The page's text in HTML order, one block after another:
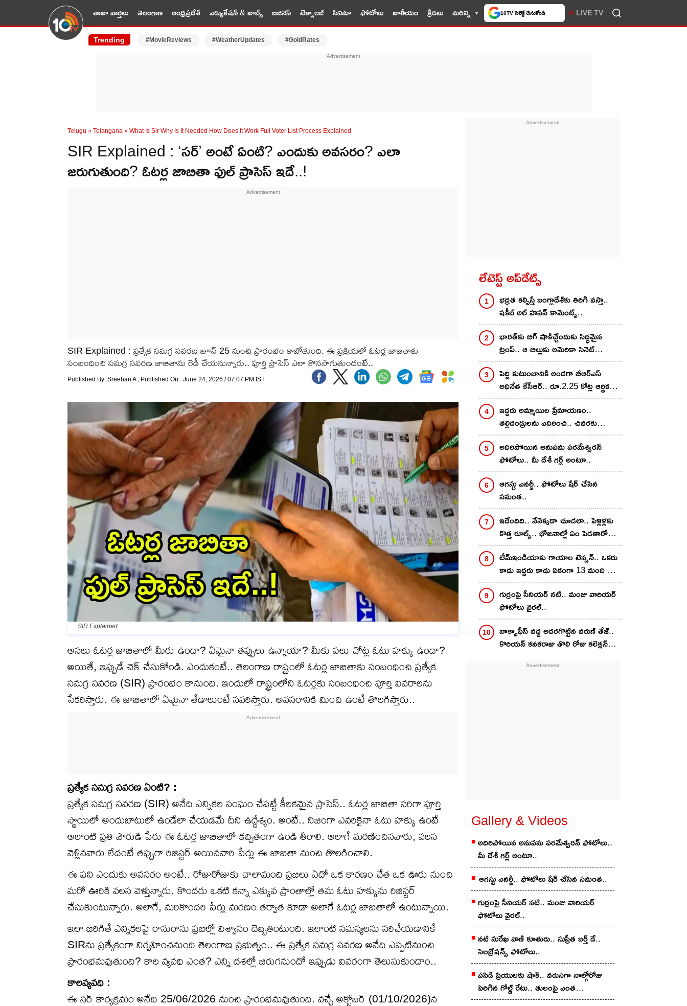
తాజా వార్తలు తెలంగాణ ఆంధ్రప్రదేశ్ ఎడ్యుకేషన్ & జాబ్స్ బిజినెస్ టెక్నాలజీ సినిమా ఫోటోలు జాతీయం క్రీడలు మరిన్ని 10TV సెలెక్ట్ చేసుకోండి LIVE TV
Trending #MovieReviews #WeatherUpdates #GoldRates
Telugu » Telangana » What Is Sir Why Is It Needed How Does It Work Full Voter List Process Explained
SIR Explained : ‘సర్’ అంటే ఏంటి? ఎందుకు అవసరం? ఎలా
జరుగుతుంది? ఓటర్ల జాబితా ఫుల్ ప్రాసెస్ ఇదే..!
SIR Explained : ప్రత్యేక సమగ్ర సవరణ జూన్ 25 నుంచి ప్రారంభం కాబోతుంది. ఈ ప్రక్రియలో ఓటర్ల జాబితాకు
సంబంధించి సమగ్ర సవరణ జాబితాను రెడీ చేయనున్నారు.. పూర్తి ప్రాసెస్ ఎలా కొనసాగుతుందంటే..
Published By: Sreehari A , Published On : June 24, 2026 / 07:07 PM IST
SIR Explained
అసలు ఓటర్ల జాబితాలో మీరు ఉందా? ఏమైనా తప్పులు ఉన్నాయా? మీకు పలు చోట్ల ఓటు హక్కు ఉందా?
అయితే, ఇప్పుడే చెక్ చేసుకోండి. ఎందుకంటే.. తెలంగాణ రాష్ట్రంలో ఓటర్ల జాబితాకు సంబంధించి ప్రత్యేక
సమగ్ర సవరణ (SIR) ప్రారంభం కానుంది. ఇందులో రాష్ట్రంలోని ఓటర్లకు సంబంధించి పూర్తి వివరాలను
సేకరిస్తారు. ఈ జాబితాలో ఏమైనా తేడాలుంటే సవరిస్తారు. అవసరానికి మించి ఉంటే తొలగిస్తారు..
ప్రత్యేక సమగ్ర సవరణ ఏంటి? :
ప్రత్యేక సమగ్ర సవరణ (SIR) అనేది ఎన్నికల సంఘం చేపట్టే కీలకమైన ప్రాసెస్.. ఓటర్ల జాబితా సరిగా పూర్తి
స్థాయిలో అందుబాటులో ఉండేలా చేయడమే దీని ఉద్దేశ్యం. అంటే.. నిజంగా ఎవరికైనా ఓటు హక్కు ఉంటే
అలాంటి ప్రతి పౌరుడి పేరు ఈ ఓటర్ల జాబితాలో కచ్చితంగా ఉండి తీరాలి. అలాగే మరణించినవారు, వలస
వెళ్లినవారు లేదంటే తప్పుగా రిజిస్టర్ అయినవారి పేర్లు ఈ జాబితా నుంచి తొలగించాలి.
ఈ పని ఎందుకు అవసరం అంటే.. రోజురోజుకు చాలామంది ప్రజలు ఏదో ఒక కారణం చేత ఒక ఊరు నుంచి
మరో ఊరికి వలస వెళ్తున్నారు. కొందరు ఒకటి కన్నా ఎక్కువ ప్రాంతాల్లో తమ ఓటు హక్కును రిజిస్టర్
చేసుకుంటున్నారు. అలాగే, మరికొందరి పేర్లు మరణం తర్వాత కూడా అలాగే ఓటర్ల జాబితాలో ఉంటున్నాయి.
ఇలా జరిగితే ఎన్నికలపై రానురాను ప్రజల్లో విశ్వాసం దెబ్బతింటుంది. ఇలాంటి సమస్యలను సరిచేయడానికే
SIRను ప్రత్యేకంగా నిర్వహించనుంది తెలంగాణ ప్రభుత్వం.. ఈ ప్రత్యేక సమగ్ర సవరణ అనేది ఎప్పటినుంచి
ప్రారంభమవుతుంది? కాల వ్యవధి ఎంత? ఎన్ని దశల్లో జరుగనుందో ఇప్పుడు వివరంగా తెలుసుకుందాం..
కాలవ్యవధి :
ఈ సర్ కార్యక్రమం అనేది 25/06/2026 నుంచి ప్రారంభమవుతుంది. వచ్చే అక్టోబర్ (01/10/2026)న
లేటెస్ట్ అప్‌డేట్స్
భద్రత కల్పిస్తే బంగ్లాదేశ్‌కు తిరిగి వస్తా..
షకీబ్ అల్ హసన్ కామెంట్స్‌..
భారత్‌కు బిగ్ షాకిచ్చేందుకు సిద్ధమైన
ట్రంప్.. ఆ బిల్లుకు అమెరికా సెనెట్
ఆమోదం..
పెద్ది కుటుంబానికి అండగా బీఆర్ఎస్
అధినేత కేసీఆర్.. రూ.2.25 కోట్ల ఆర్థిక
సాయం అందించేందుకు నిర్ణయం
ఇద్దరు అమ్మాయిల ప్రేమాయణం..
తల్లిదండ్రులను ఎదిరించి.. చివరకు
విషాదాంతం
అదిరిపోయిన అనుప‌మ ప‌ర‌మేశ్వ‌ర‌న్
ఫోటోలు.. మీ దేశీ గ‌ర్ల్ అంటూ..
ఆగ‌స్టు ఎన‌ర్జీ.. ఫోటోలు షేర్ చేసిన
స‌మంత‌..
ఇదేందిది.. నేనెక్కడా చూడలా.. పెళ్లిళ్లకు
కొత్త రూల్స్.. భోజనాల్లో ఏం పెడతారో
గవర్నమెంట్ ఆఫీసర్లకి చెప్పాలట..
టీమ్ఇండియాకు గాయాల టెన్ష‌న్‌.. ఒక‌రు
కాదు ఇద్ద‌రు కాదు ఏకంగా 13 మంది స్టార్
ప్లేయ‌ర్ల‌కు..
గుర్రంపై సీనియ‌ర్ న‌టి.. మంజు వారియ‌ర్
ఫోటోలు వైర‌ల్..
బాక్సాఫీస్ వ‌ద్ద అద‌ర‌గొట్టిన వ‌రుణ్ తేజ్‌..
కొరియ‌న్ క‌న‌కరాజు తొలి రోజు క‌లెక్ష‌న్
Gallery & Videos
అదిరిపోయిన అనుప‌మ ప‌ర‌మేశ్వ‌ర‌న్ ఫోటోలు..
మీ దేశీ గ‌ర్ల్ అంటూ..
ఆగ‌స్టు ఎన‌ర్జీ.. ఫోటోలు షేర్ చేసిన స‌మంత‌..
గుర్రంపై సీనియ‌ర్ న‌టి.. మంజు వారియ‌ర్
ఫోటోలు వైర‌ల్..
న‌టి సురేఖ వాణి కూతురు.. సుప్రీత బ‌ర్త్ డే..
సెల‌బ్రేష‌న్స్ ఫోటోలు..
పసిడి ప్రియులకు షాక్.. వరుసగా నాల్గోరోజు
పెరిగిన గోల్డ్ రేటు.. తులంపై ఎంత
పెరిగిందంటే?